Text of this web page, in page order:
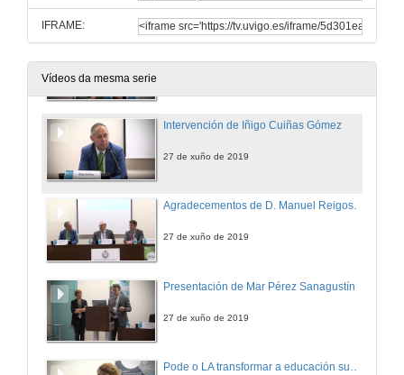
IFRAME:
Vídeos da mesma serie
Apertura de LASI Spain 2019. Manuel Joaquín Rreigosa Presenta a Manuel Caeiro, General Chair da sesión
Intervención de Iñigo Cuiñas Gómez
27 de xuño de 2019
Agradecementos de D. Manuel Reigosa, aos comités organizadores e benvida aos participantes en LASI Spain 2019
27 de xuño de 2019
Presentación de Mar Pérez Sanagustín
27 de xuño de 2019
Pode o LA transformar a educación superior?